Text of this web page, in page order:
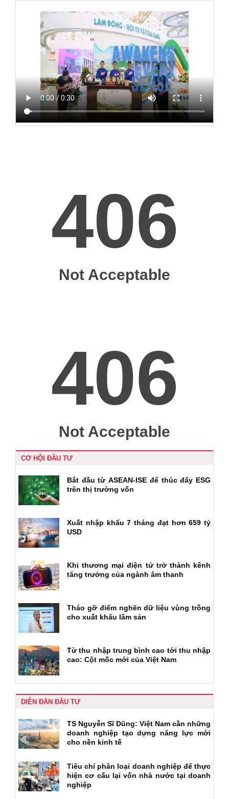
CƠ HỘI ĐẦU TƯ
Bắt đầu từ ASEAN-ISE để thúc đẩy ESG
trên thị trường vốn
Xuất nhập khẩu 7 tháng đạt hơn 659 tỷ
USD
Khi thương mại điện tử trở thành kênh
tăng trưởng của ngành âm thanh
Tháo gỡ điểm nghẽn dữ liệu vùng trồng
cho xuất khẩu lâm sản
Từ thu nhập trung bình cao tới thu nhập
cao: Cột mốc mới của Việt Nam
DIỄN ĐÀN ĐẦU TƯ
TS Nguyễn Sĩ Dũng: Việt Nam cần những
doanh nghiệp tạo dựng năng lực mới
cho nền kinh tế
Tiêu chí phân loại doanh nghiệp để thực
hiện cơ cấu lại vốn nhà nước tại doanh
nghiệp